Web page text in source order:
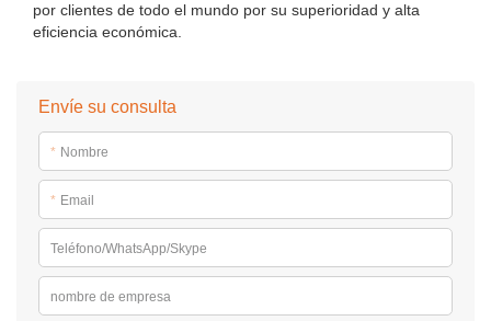
por clientes de todo el mundo por su superioridad y alta
eficiencia económica.
Envíe su consulta
* Nombre
* Email
Teléfono/WhatsApp/Skype
nombre de empresa